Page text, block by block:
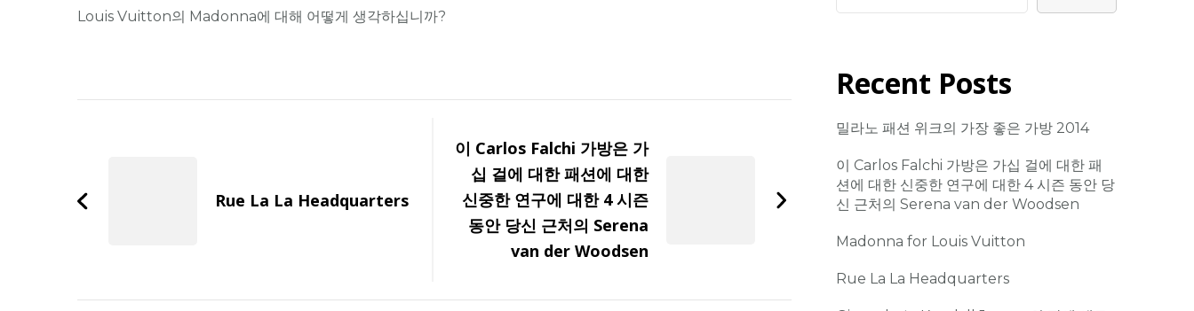
Louis Vuitton의 Madonna에 대해 어떻게 생각하십니까?
Rue La La Headquarters
이 Carlos Falchi 가방은 가
십 걸에 대한 패션에 대한
신중한 연구에 대한 4 시즌
동안 당신 근처의 Serena
van der Woodsen
Recent Posts
밀라노 패션 위크의 가장 좋은 가방 2014
이 Carlos Falchi 가방은 가십 걸에 대한 패
션에 대한 신중한 연구에 대한 4 시즌 동안 당
신 근처의 Serena van der Woodsen
Madonna for Louis Vuitton
Rue La La Headquarters